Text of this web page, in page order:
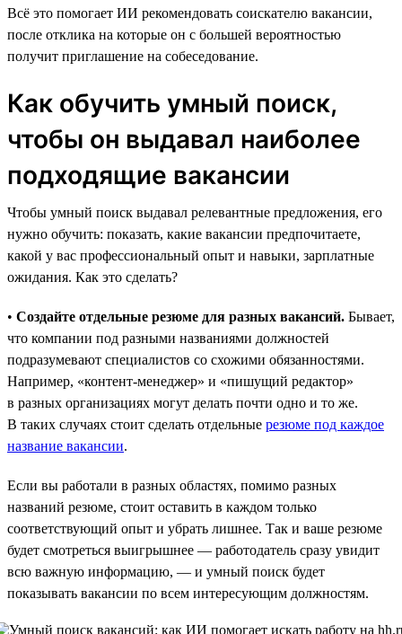
Всё это помогает ИИ рекомендовать соискателю вакансии,
после отклика на которые он с большей вероятностью
получит приглашение на собеседование.
Как обучить умный поиск,
чтобы он выдавал наиболее
подходящие вакансии
Чтобы умный поиск выдавал релевантные предложения, его
нужно обучить: показать, какие вакансии предпочитаете,
какой у вас профессиональный опыт и навыки, зарплатные
ожидания. Как это сделать?
• Создайте отдельные резюме для разных вакансий. Бывает,
что компании под разными названиями должностей
подразумевают специалистов со схожими обязанностями.
Например, «контент-менеджер» и «пишущий редактор»
в разных организациях могут делать почти одно и то же.
В таких случаях стоит сделать отдельные резюме под каждое
название вакансии.
Если вы работали в разных областях, помимо разных
названий резюме, стоит оставить в каждом только
соответствующий опыт и убрать лишнее. Так и ваше резюме
будет смотреться выигрышнее — работодатель сразу увидит
всю важную информацию, — и умный поиск будет
показывать вакансии по всем интересующим должностям.